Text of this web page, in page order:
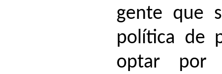
gente que
política de
optar por